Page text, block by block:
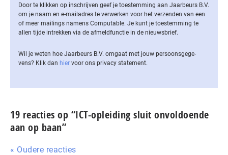
Door te klikken op inschrijven geef je toestemming aan Jaarbeurs B.V.
om je naam en e-mailadres te verwerken voor het verzenden van een
of meer mailings namens Computable. Je kunt je toestemming te
allen tijde intrekken via de af­meld­func­tie in de nieuwsbrief.
Wil je weten hoe Jaarbeurs B.V. omgaat met jouw per­soons­ge­ge­
vens? Klik dan hier voor ons privacy statement.
19 reacties op “ICT-opleiding sluit onvoldoende
aan op baan”
« Oudere reacties